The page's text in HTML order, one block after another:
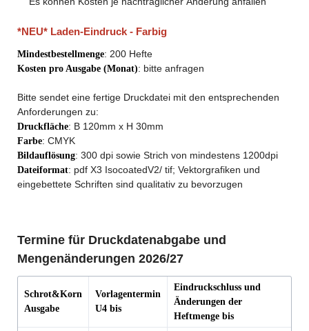
*NEU* Laden-Eindruck - Farbig
Mindestbestellmenge: 200 Hefte
Kosten pro Ausgabe (Monat): bitte anfragen
Bitte sendet eine fertige Druckdatei mit den entsprechenden
Anforderungen zu:
Druckfläche: B 120mm x H 30mm
Farbe: CMYK
Bildauflösung: 300 dpi sowie Strich von mindestens 1200dpi
Dateiformat: pdf X3 IsocoatedV2/ tif; Vektorgrafiken und
eingebettete Schriften sind qualitativ zu bevorzugen
Termine für Druckdatenabgabe und
Mengenänderungen 2026/27
Schrot&Korn
Ausgabe
Vorlagentermin
U4 bis
Eindruckschluss und
Änderungen der
Heftmenge bis